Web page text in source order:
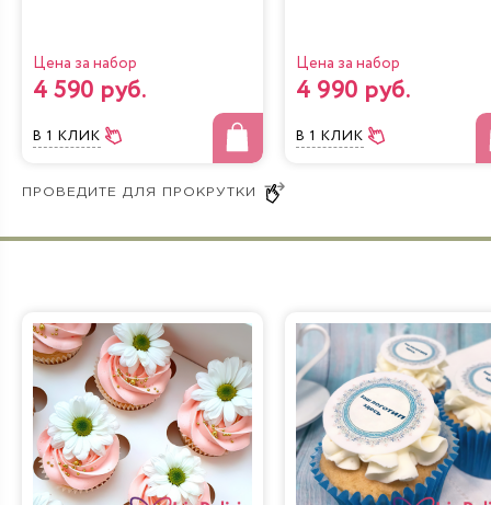
Цена за набор
4 590 руб.
В 1 КЛИК
Цена за набор
4 990 руб.
В 1 КЛИК